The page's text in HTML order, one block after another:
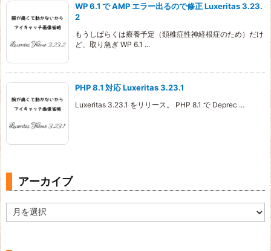
WP 6.1 で AMP エラー出るので修正 Luxeritas 3.23.
2
もうしばらくは療養予定（頚椎症性神経根症のため）だけ
ど、取り急ぎ WP 6.1 ...
PHP 8.1 対応 Luxeritas 3.23.1
Luxeritas 3.23.1 をリリース。 PHP 8.1 で Deprec ...
アーカイブ
ー